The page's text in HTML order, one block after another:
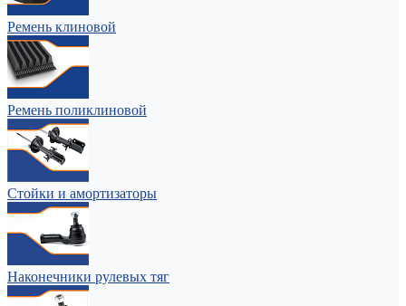
Ремень клиновой
Ремень поликлиновой
Стойки и амортизаторы
Наконечники рулевых тяг